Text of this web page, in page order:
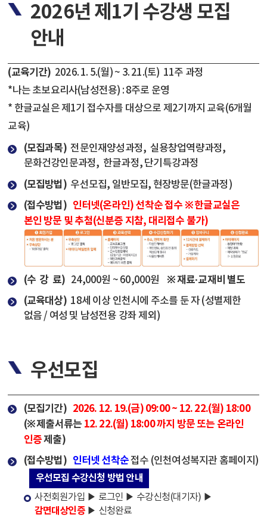
2026년 제1기 수강생 모집
안내
(교육기간) 2026. 1. 5.(월) ~ 3. 21.(토) 11주 과정
*나는 초보요리사(남성전용) : 8주로 운영
* 한글교실은 제1기 접수자를 대상으로 제2기까지 교육(6개월
교육)
(모집과목) 전문인재양성과정, 실용창업역량과정,
문화건강인문과정, 한글과정, 단기특강과정
(모집방법) 우선모집, 일반모집, 현장방문(한글과정)
(접수방법) 인터넷(온라인) 선착순 접수 ※ 한글교실은
본인 방문 및 추첨(신분증 지참, 대리접수 불가)
(수 강 료) 24,000원 ~ 60,000원※ 재료·교재비 별도
(교육대상) 18세 이상 인천시에 주소를 둔 자 (성별제한
없음 / 여성 및 남성전용 강좌 제외)
우선모집
(모집기간) 2026. 12. 19.(금) 09:00 ~ 12. 22.(월) 18:00
(※ 제출서류는 12. 22.(월) 18:00 까지 방문 또는 온라인
인증제출)
(접수방법) 인터넷 선착순접수 (인천여성복지관 홈페이지)
우선모집 수강신청 방법 안내
사전회원가입 ▶ 로그인 ▶ 수강신청(대기자) ▶
감면대상인증 ▶ 신청완료